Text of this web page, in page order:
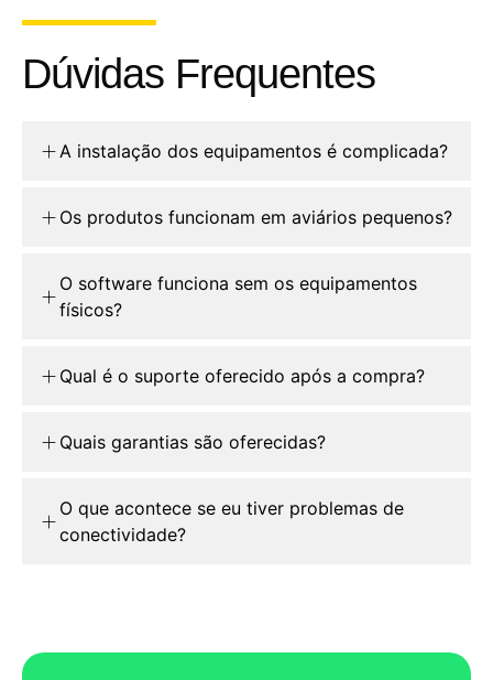
Dúvidas Frequentes
A instalação dos equipamentos é complicada?
Os produtos funcionam em aviários pequenos?
O software funciona sem os equipamentos
físicos?
Qual é o suporte oferecido após a compra?
Quais garantias são oferecidas?
O que acontece se eu tiver problemas de
conectividade?